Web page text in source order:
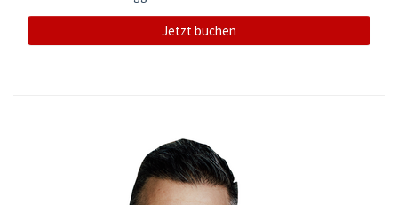
Jetzt buchen